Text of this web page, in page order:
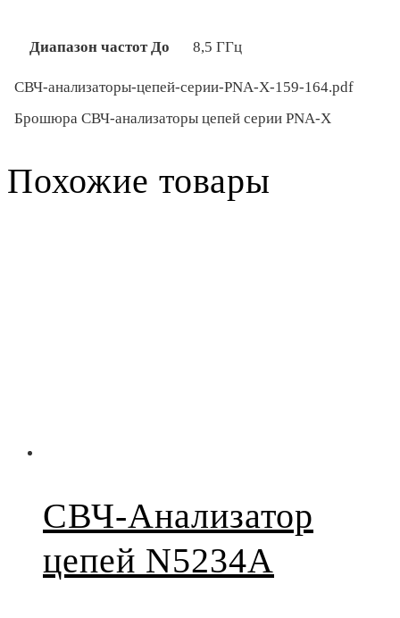
Диапазон частот До 8,5 ГГц
СВЧ-анализаторы-цепей-серии-PNA-X-159-164.pdf
Брошюра СВЧ-анализаторы цепей серии PNA-X
Похожие товары
СВЧ-Анализатор
цепей N5234A